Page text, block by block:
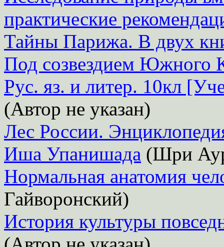
практические
Тайны Парижа. В двух
Под созвездием Южного
Рус. яз. и литер. 10кл
(Автор не указан)
Лес России.
Иша Упанишада (Шри
Нормальная анатомия
Гайворонский)
История культуры